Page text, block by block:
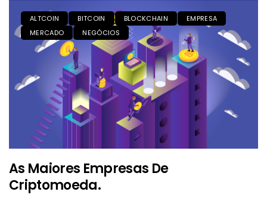
ALTCOIN BITCOIN BLOCKCHAIN
EMPRESA
MERCADO
NEGÓCIOS
As Maiores Empresas De
Criptomoeda.